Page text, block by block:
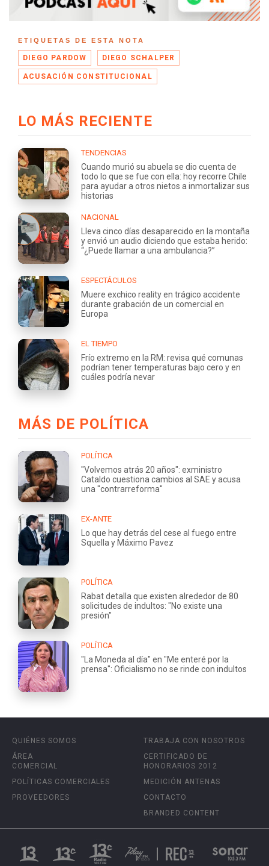
ETIQUETAS DE ESTA NOTA
DIEGO PARDOW DIEGO SCHALPER
ACUSACIÓN CONSTITUCIONAL
LO MÁS RECIENTE
TENDENCIAS
Cuando murió su abuela se dio cuenta de
todo lo que se fue con ella: hoy recorre Chile
para ayudar a otros nietos a inmortalizar sus
historias
NACIONAL
Lleva cinco días desaparecido en la montaña
y envió un audio diciendo que estaba herido:
“¿Puede llamar a una ambulancia?”
ESPECTÁCULOS
Muere exchico reality en trágico accidente
durante grabación de un comercial en
Europa
EL TIEMPO
Frío extremo en la RM: revisa qué comunas
podrían tener temperaturas bajo cero y en
cuáles podría nevar
MÁS DE POLÍTICA
POLÍTICA
"Volvemos atrás 20 años": exministro
Cataldo cuestiona cambios al SAE y acusa
una "contrarreforma"
EX-ANTE
Lo que hay detrás del cese al fuego entre
Squella y Máximo Pavez
POLÍTICA
Rabat detalla que existen alrededor de 80
solicitudes de indultos: "No existe una
presión"
POLÍTICA
"La Moneda al día" en "Me enteré por la
prensa": Oficialismo no se rinde con indultos
QUIÉNES SOMOS
ÁREA
COMERCIAL
POLÍTICAS COMERCIALES
PROVEEDORES
TRABAJA CON NOSOTROS
CERTIFICADO DE
HONORARIOS 2012
MEDICIÓN ANTENAS
CONTACTO
BRANDED CONTENT